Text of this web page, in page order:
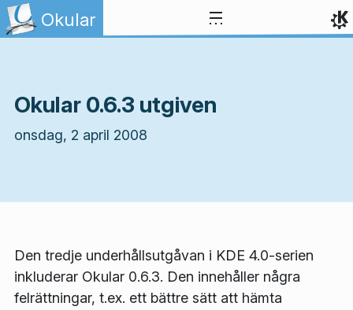
Gå till innehåll
Okular
Okular 0.6.3 utgiven
onsdag, 2 april 2008
Den tredje underhållsutgåvan i KDE 4.0-serien
inkluderar Okular 0.6.3. Den innehåller några
felrättningar, t.ex. ett bättre sätt att hämta